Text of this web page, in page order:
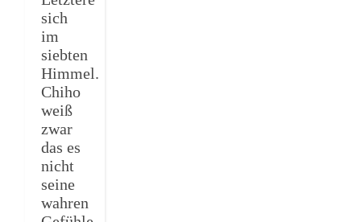
sich
im
siebten
Himmel.
Chiho
weiß
zwar
das es
nicht
seine
wahren